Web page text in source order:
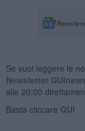
Se vuoi leggere le
Newsletter
alle 20:00
Basta cliccare QUI